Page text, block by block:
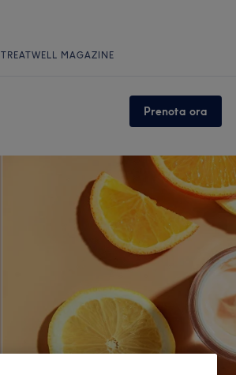
TREATWELL MAGAZINE
Prenota ora